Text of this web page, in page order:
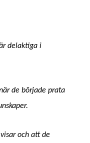
delaktiga i
de började prata
och att de